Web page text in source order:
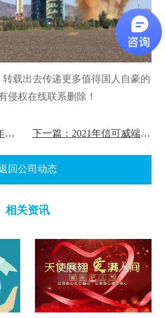
载出去传递更多值得国人自豪的
侵权在线联系删除！
上一篇：1921年-2021年庆祝中国共产党成立100周年 下一篇：2021年信可威端午节放假通知
回公司动态
相关资讯